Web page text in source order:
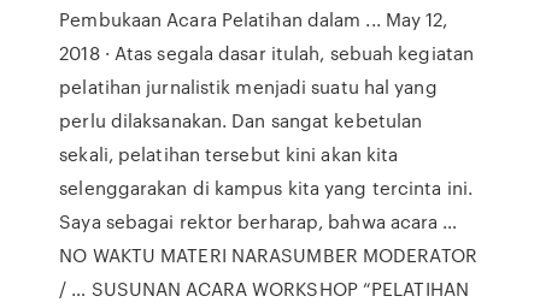
Pembukaan Acara Pelatihan dalam ... May 12,
2018 · Atas segala dasar itulah, sebuah kegiatan
pelatihan jurnalistik menjadi suatu hal yang
perlu dilaksanakan. Dan sangat kebetulan
sekali, pelatihan tersebut kini akan kita
selenggarakan di kampus kita yang tercinta ini.
Saya sebagai rektor berharap, bahwa acara …
NO WAKTU MATERI NARASUMBER MODERATOR
/ … SUSUNAN ACARA WORKSHOP “PELATIHAN